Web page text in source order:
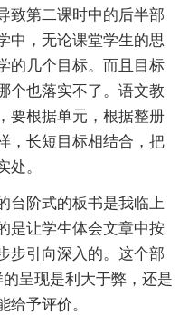
致第二课时中的后半部
中，无论课堂学生的思
的几个目标。而且目标
个也落实不了。语文教
要根据单元，根据整册
，长短目标相结合，把
处。
阶式的板书是我临上
是让学生体会文章中按
步引向深入的。这个部
呈现是利大于弊，还是
给予评价。